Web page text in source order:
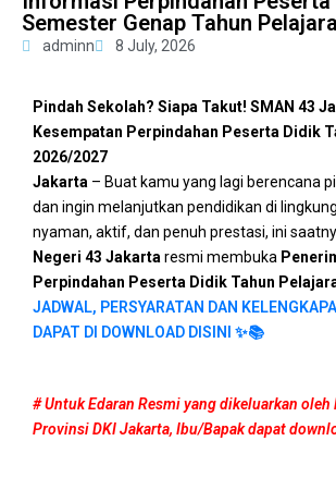
Semester Genap Tahun
adminn 8 July, 2026
Pindah Sekolah? Siapa Takut! SMAN 43
Kesempatan Perpindahan Peserta Didik
2026/2027
Jakarta – Buat kamu yang lagi berencana
dan ingin melanjutkan pendidikan di
nyaman, aktif, dan penuh prestasi, ini
Negeri 43 Jakarta resmi membuka
Perpindahan Peserta Didik Tahun
JADWAL, PERSYARATAN DAN
DAPAT DI DOWNLOAD DISINI ✨📚
# Untuk Edaran Resmi yang dikeluarkan oleh
Provinsi DKI Jakarta, Ibu/Bapak dapat